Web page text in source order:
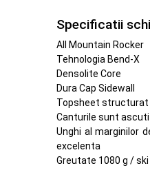
Specificatii
All Mountain Rocker
Tehnologia Bend-X
Densolite Core
Dura Cap Sidewall
Topsheet structurat
Canturile sunt
Unghi al marginilor
excelenta
Greutate 1080 g /